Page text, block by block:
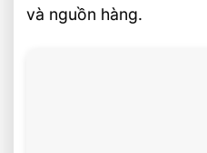
và nguồn hàng.